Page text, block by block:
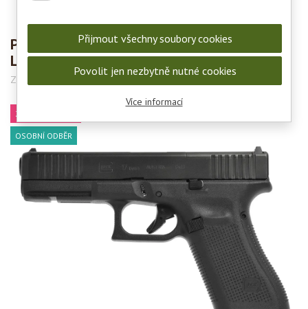
Pistole Glock 17 gen 5 FS MOS - 9 mm
Luger
Značka: 39952
ZBROJNÍ PRŮKAZ
OSOBNÍ ODBĚR
Přijmout všechny soubory cookies
Povolit jen nezbytně nutné cookies
Více informací